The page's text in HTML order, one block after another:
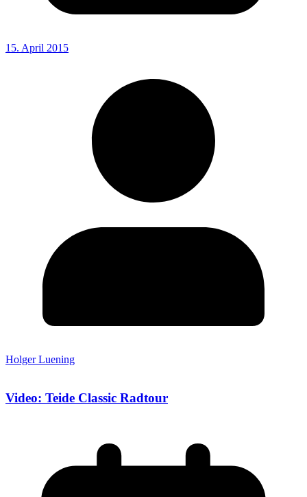
15. April 2015
Holger Luening
Video: Teide Classic Radtour